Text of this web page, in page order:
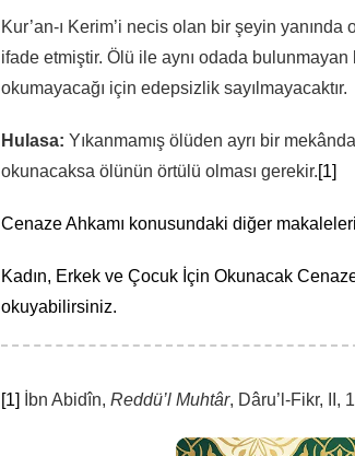
Kur’an-ı Kerim’i necis olan bir şeyin yanında
ifade etmiştir. Ölü ile aynı odada
okumayacağı için edepsizlik sayılmayacaktır.
Hulasa: Yıkanmamış ölüden ayrı bir
okunacaksa ölünün örtülü olması gerekir.[1]
Cenaze Ahkamı konusundaki diğer
Kadın, Erkek ve Çocuk İçin Okunacak
okuyabilirsiniz.
[1] İbn Abidîn, Reddü’l Muhtâr, Dâru’l-Fikr, II,